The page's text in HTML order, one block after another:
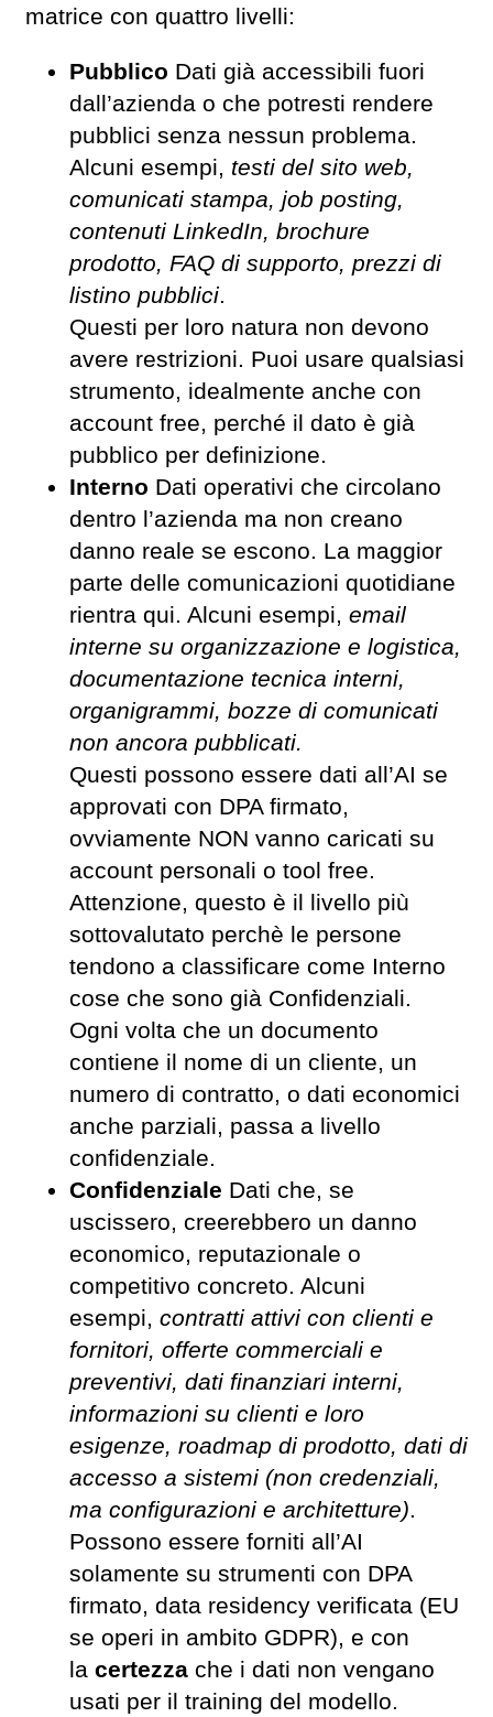
matrice con quattro livelli:
Pubblico Dati già accessibili fuori
dall’azienda o che potresti rendere
pubblici senza nessun problema.
Alcuni esempi, testi del sito web,
comunicati stampa, job posting,
contenuti LinkedIn, brochure
prodotto, FAQ di supporto, prezzi di
listino pubblici.
Questi per loro natura non devono
avere restrizioni. Puoi usare qualsiasi
strumento, idealmente anche con
account free, perché il dato è già
pubblico per definizione.
Interno Dati operativi che circolano
dentro l’azienda ma non creano
danno reale se escono. La maggior
parte delle comunicazioni quotidiane
rientra qui. Alcuni esempi, email
interne su organizzazione e logistica,
documentazione tecnica interni,
organigrammi, bozze di comunicati
non ancora pubblicati.
Questi possono essere dati all’AI se
approvati con DPA firmato,
ovviamente NON vanno caricati su
account personali o tool free.
Attenzione, questo è il livello più
sottovalutato perchè le persone
tendono a classificare come Interno
cose che sono già Confidenziali.
Ogni volta che un documento
contiene il nome di un cliente, un
numero di contratto, o dati economici
anche parziali, passa a livello
confidenziale.
Confidenziale Dati che, se
uscissero, creerebbero un danno
economico, reputazionale o
competitivo concreto. Alcuni
esempi, contratti attivi con clienti e
fornitori, offerte commerciali e
preventivi, dati finanziari interni,
informazioni su clienti e loro
esigenze, roadmap di prodotto, dati di
accesso a sistemi (non credenziali,
ma configurazioni e architetture).
Possono essere forniti all’AI
solamente su strumenti con DPA
firmato, data residency verificata (EU
se operi in ambito GDPR), e con
la certezza che i dati non vengano
usati per il training del modello.